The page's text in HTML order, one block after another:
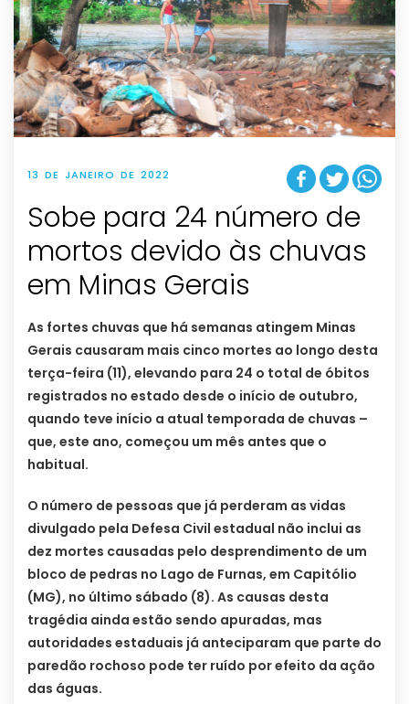
13 DE JANEIRO DE 2022
Sobe para 24 número de
mortos devido às chuvas
em Minas Gerais
As fortes chuvas que há semanas atingem Minas
Gerais causaram mais cinco mortes ao longo desta
terça-feira (11), elevando para 24 o total de óbitos
registrados no estado desde o início de outubro,
quando teve início a atual temporada de chuvas –
que, este ano, começou um mês antes que o
habitual.
O número de pessoas que já perderam as vidas
divulgado pela Defesa Civil estadual não inclui as
dez mortes causadas pelo desprendimento de um
bloco de pedras no Lago de Furnas, em Capitólio
(MG), no último sábado (8). As causas desta
tragédia ainda estão sendo apuradas, mas
autoridades estaduais já anteciparam que parte do
paredão rochoso pode ter ruído por efeito da ação
das águas.